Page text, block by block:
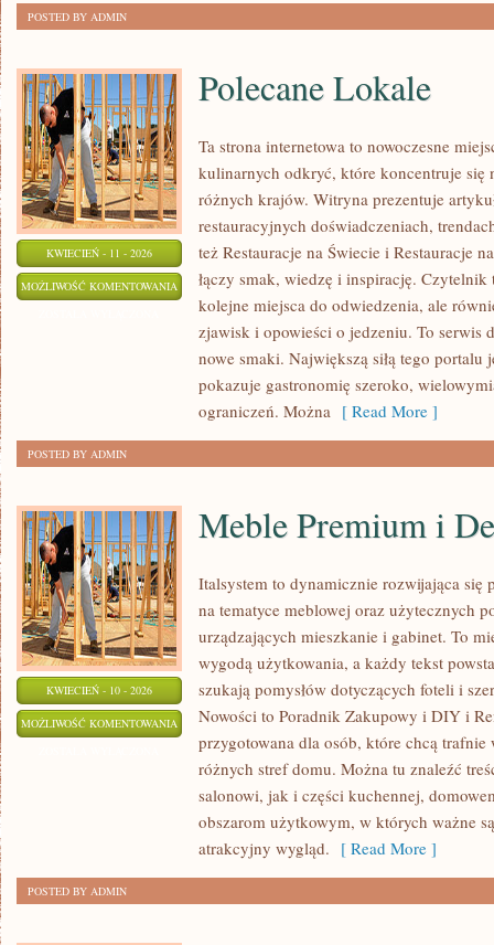
POSTED BY ADMIN
KWIECIEŃ - 11 - 2026
MOŻLIWOŚĆ KOMENTOWANIA POLECANE
LOKALE
Polecane Lokale
Ta strona internetowa to nowoczesne
kulinarnych odkryć, które koncentruje się
różnych krajów. Witryna prezentuje
restauracyjnych doświadczeniach,
też Restauracje na Świecie i Restauracje
łączy smak, wiedzę i inspirację.
kolejne miejsca do odwiedzenia, ale
zjawisk i opowieści o jedzeniu. To serwis
nowe smaki. Największą siłą tego portalu
pokazuje gastronomię szeroko,
ograniczeń. Można [ Read More ]
POSTED BY ADMIN
KWIECIEŃ - 10 - 2026
MOŻLIWOŚĆ KOMENTOWANIA MEBLE
PREMIUM
DESIGNERSKIE
Meble Premium i
Italsystem to dynamicznie rozwijająca się
na tematyce meblowej oraz użytecznych
urządzających mieszkanie i gabinet. To
wygodą użytkowania, a każdy tekst
szukają pomysłów dotyczących foteli i
Nowości to Poradnik Zakupowy i DIY i
przygotowana dla osób, które chcą
różnych stref domu. Można tu znaleźć
salonowi, jak i części kuchennej,
obszarom użytkowym, w których ważne
atrakcyjny wygląd. [ Read More ]
POSTED BY ADMIN